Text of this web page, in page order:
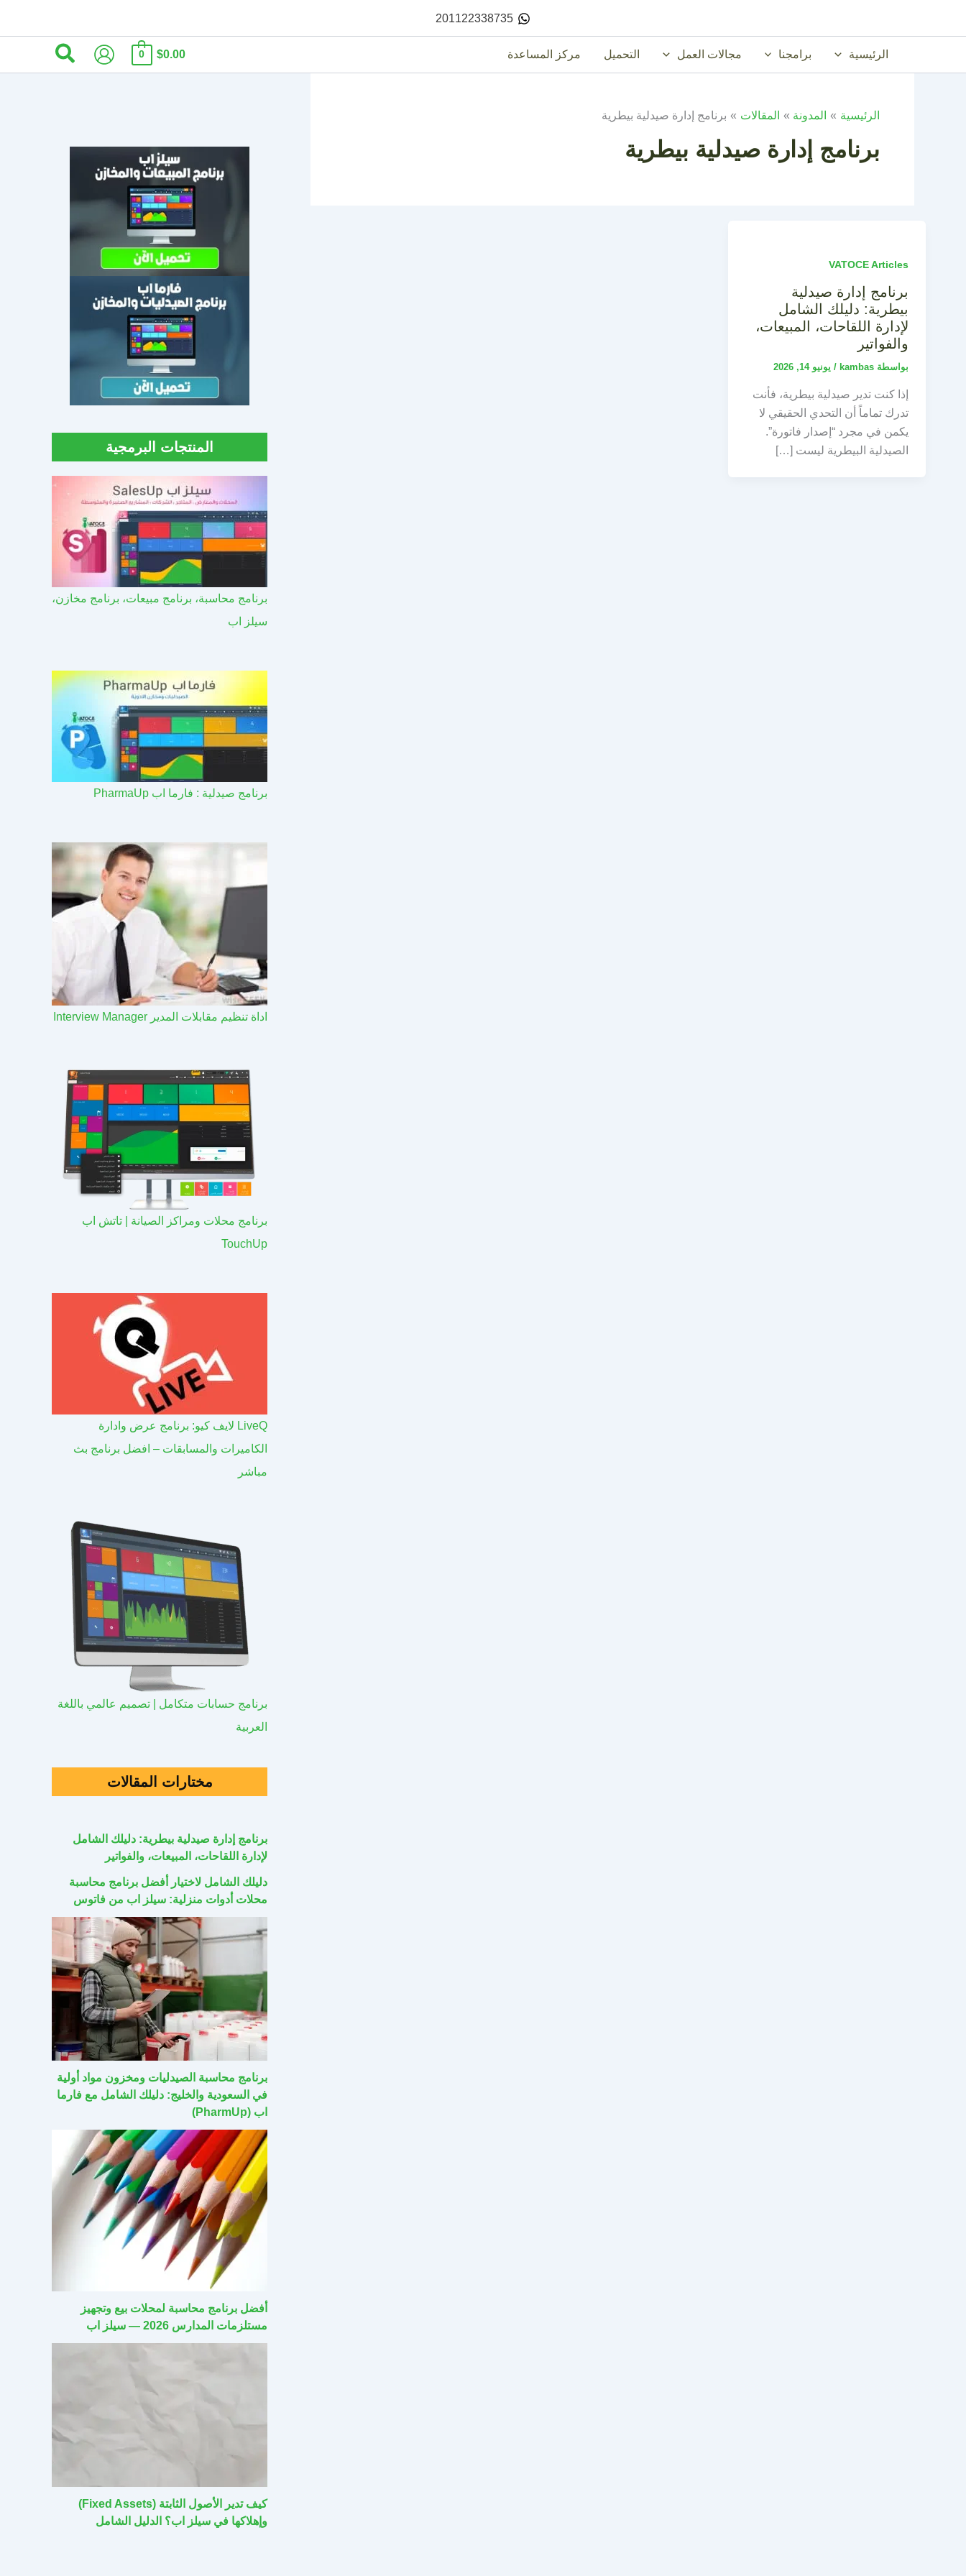
201122338735
الرئيسية برامجنا مجالات العمل التحميل مركز المساعدة $0.00
0 البحث
الرئيسية المدونة المقالات برنامج إدارة صيدلية بيطرية
برنامج إدارة صيدلية بيطرية
VATOCE Articles
برنامج إدارة صيدلية
بيطرية: دليلك الشامل
لإدارة اللقاحات، المبيعات،
والفواتير
بواسطة kambas
/ يونيو 14, 2026
إذا كنت تدير صيدلية بيطرية، فأنت
تدرك تماماً أن التحدي الحقيقي لا
يكمن في مجرد “إصدار فاتورة”.
الصيدلية البيطرية ليست […]
المنتجات البرمجية
برنامج محاسبة، برنامج مبيعات، برنامج مخازن،
سيلز اب
برنامج صيدلية : فارما اب PharmaUp​
اداة تنظيم مقابلات المدير Interview Manager
برنامج محلات ومراكز الصيانة | تاتش اب
TouchUp
LiveQ لايف كيو: برنامج عرض وادارة
الكاميرات والمسابقات – افضل برنامج بث
مباشر
برنامج حسابات متكامل | تصميم عالمي باللغة
العربية
مختارات المقالات
برنامج إدارة صيدلية بيطرية: دليلك الشامل
لإدارة اللقاحات، المبيعات، والفواتير
دليلك الشامل لاختيار أفضل برنامج محاسبة
محلات أدوات منزلية: سيلز اب من فاتوس
برنامج محاسبة الصيدليات ومخزون مواد أولية
في السعودية والخليج: دليلك الشامل مع فارما
اب (PharmUp)
أفضل برنامج محاسبة لمحلات بيع وتجهيز
مستلزمات المدارس 2026 — سيلز اب
كيف تدير الأصول الثابتة (Fixed Assets)
وإهلاكها في سيلز اب؟ الدليل الشامل